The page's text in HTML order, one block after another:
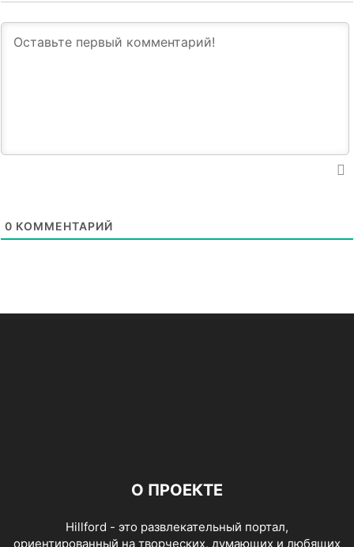
0 КОММЕНТАРИЙ
О ПРОЕКТЕ
Hillford - это развлекательный портал,
ориентированный на творческих, думающих и любящих